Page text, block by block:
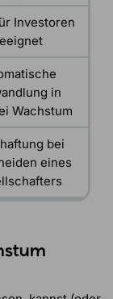
Investoren
in
Wachstum
bei
eines